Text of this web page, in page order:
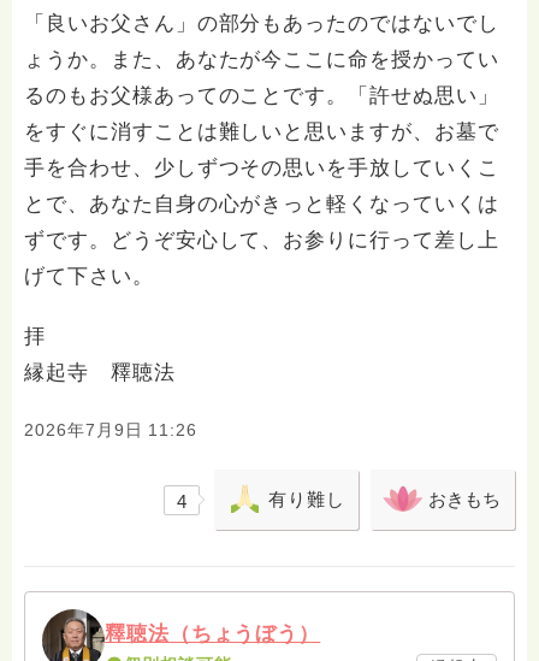
「良いお父さん」の部分もあったのではないでし
ょうか。また、あなたが今ここに命を授かってい
るのもお父様あってのことです。「許せぬ思い」
をすぐに消すことは難しいと思いますが、お墓で
手を合わせ、少しずつその思いを手放していくこ
とで、あなた自身の心がきっと軽くなっていくは
ずです。どうぞ安心して、お参りに行って差し上
げて下さい。
拝
縁起寺 釋聴法
2026年7月9日 11:26
4 有り難し おきもち
釋聴法（ちょうぼう）